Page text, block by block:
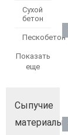
Сухой
бетон
Пескобетон
Показать
еще
Сыпучие
материалы